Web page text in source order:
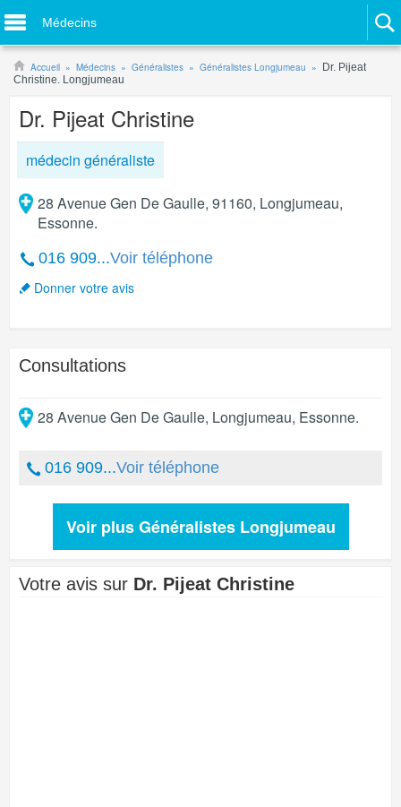
Médecins
Accueil Médecins Généralistes Généralistes Longjumeau
Dr. Pijeat
Christine. Longjumeau
Dr. Pijeat Christine
médecin généraliste
28 Avenue Gen De Gaulle, 91160, Longjumeau,
Essonne.
016 909...Voir téléphone
Donner votre avis
Consultations
28 Avenue Gen De Gaulle, Longjumeau, Essonne.
016 909...Voir téléphone
Voir plus Généralistes Longjumeau
Votre avis sur Dr. Pijeat Christine